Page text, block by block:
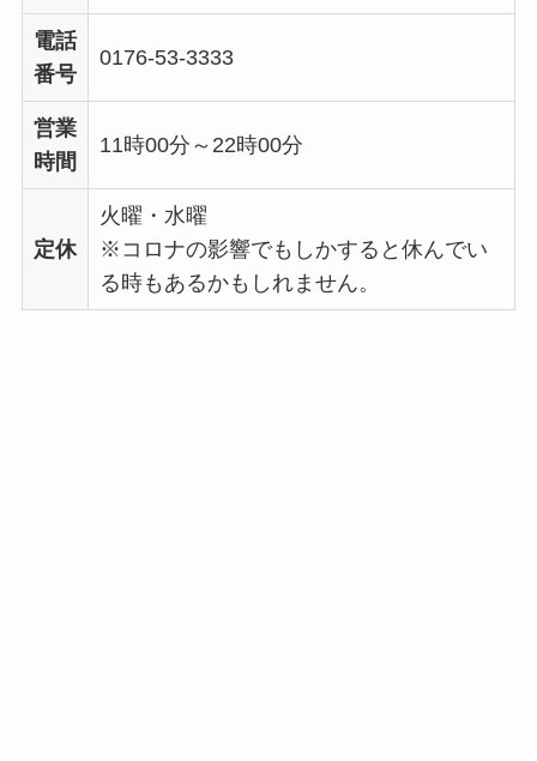
電話
番号
0176-53-3333
営業
時間
11時00分～22時00分
定休
火曜・水曜
※コロナの影響でもしかすると休んでい
る時もあるかもしれません。